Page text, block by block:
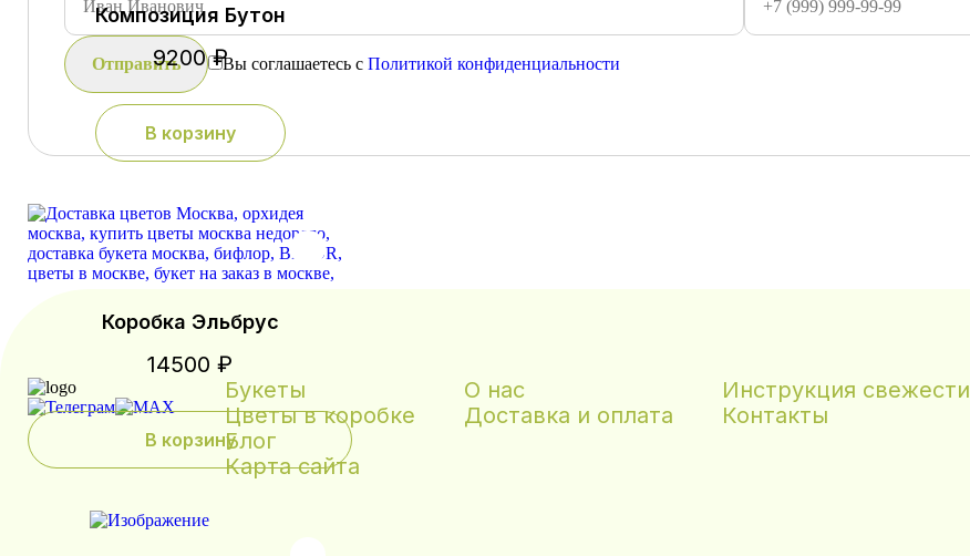
Композиция Бутон
9200 ₽
В корзину
Коробка Эльбрус
14500 ₽
В корзину
Вы соглашаетесь сПолитикой конфиденциальности
Букеты
Цветы в коробке
Блог
Карта сайта
О нас
Доставка и оплата
Инструкция свежести
Контакты